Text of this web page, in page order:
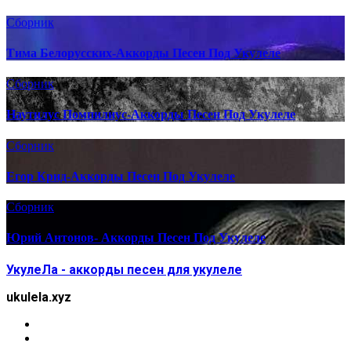
Сборник
Тима Белорусских-Аккорды Песен Под Укулеле
Сборник
Наутилус Помпилиус-Аккорды Песен Под Укулеле
Сборник
Егор Крид-Аккорды Песен Под Укулеле
Сборник
Юрий Антонов- Аккорды Песен Под Укулеле
УкулеЛа - аккорды песен для укулеле
ukulela.xyz